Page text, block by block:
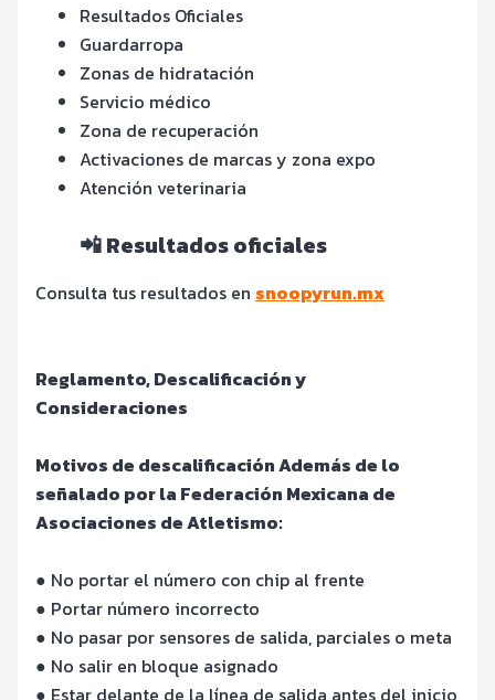
Resultados Oficiales
Guardarropa
Zonas de hidratación
Servicio médico
Zona de recuperación
Activaciones de marcas y zona expo
Atención veterinaria
📲 Resultados oficiales
Consulta tus resultados en snoopyrun.mx
Reglamento, Descalificación y
Consideraciones
Motivos de descalificación Además de lo
señalado por la Federación Mexicana de
Asociaciones de Atletismo:
● No portar el número con chip al frente
● Portar número incorrecto
● No pasar por sensores de salida, parciales o meta
● No salir en bloque asignado
● Estar delante de la línea de salida antes del inicio